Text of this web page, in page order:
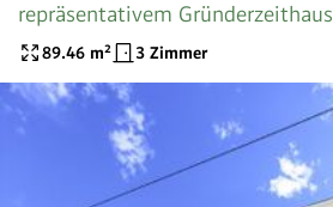
repräsentativem Gründerzeithaus
89.46 m² 3 Zimmer